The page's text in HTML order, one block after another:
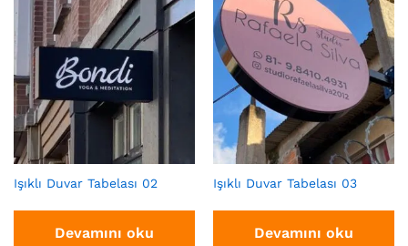
Işıklı Duvar Tabelası 02
Devamını oku
Işıklı Duvar Tabelası 03
Devamını oku